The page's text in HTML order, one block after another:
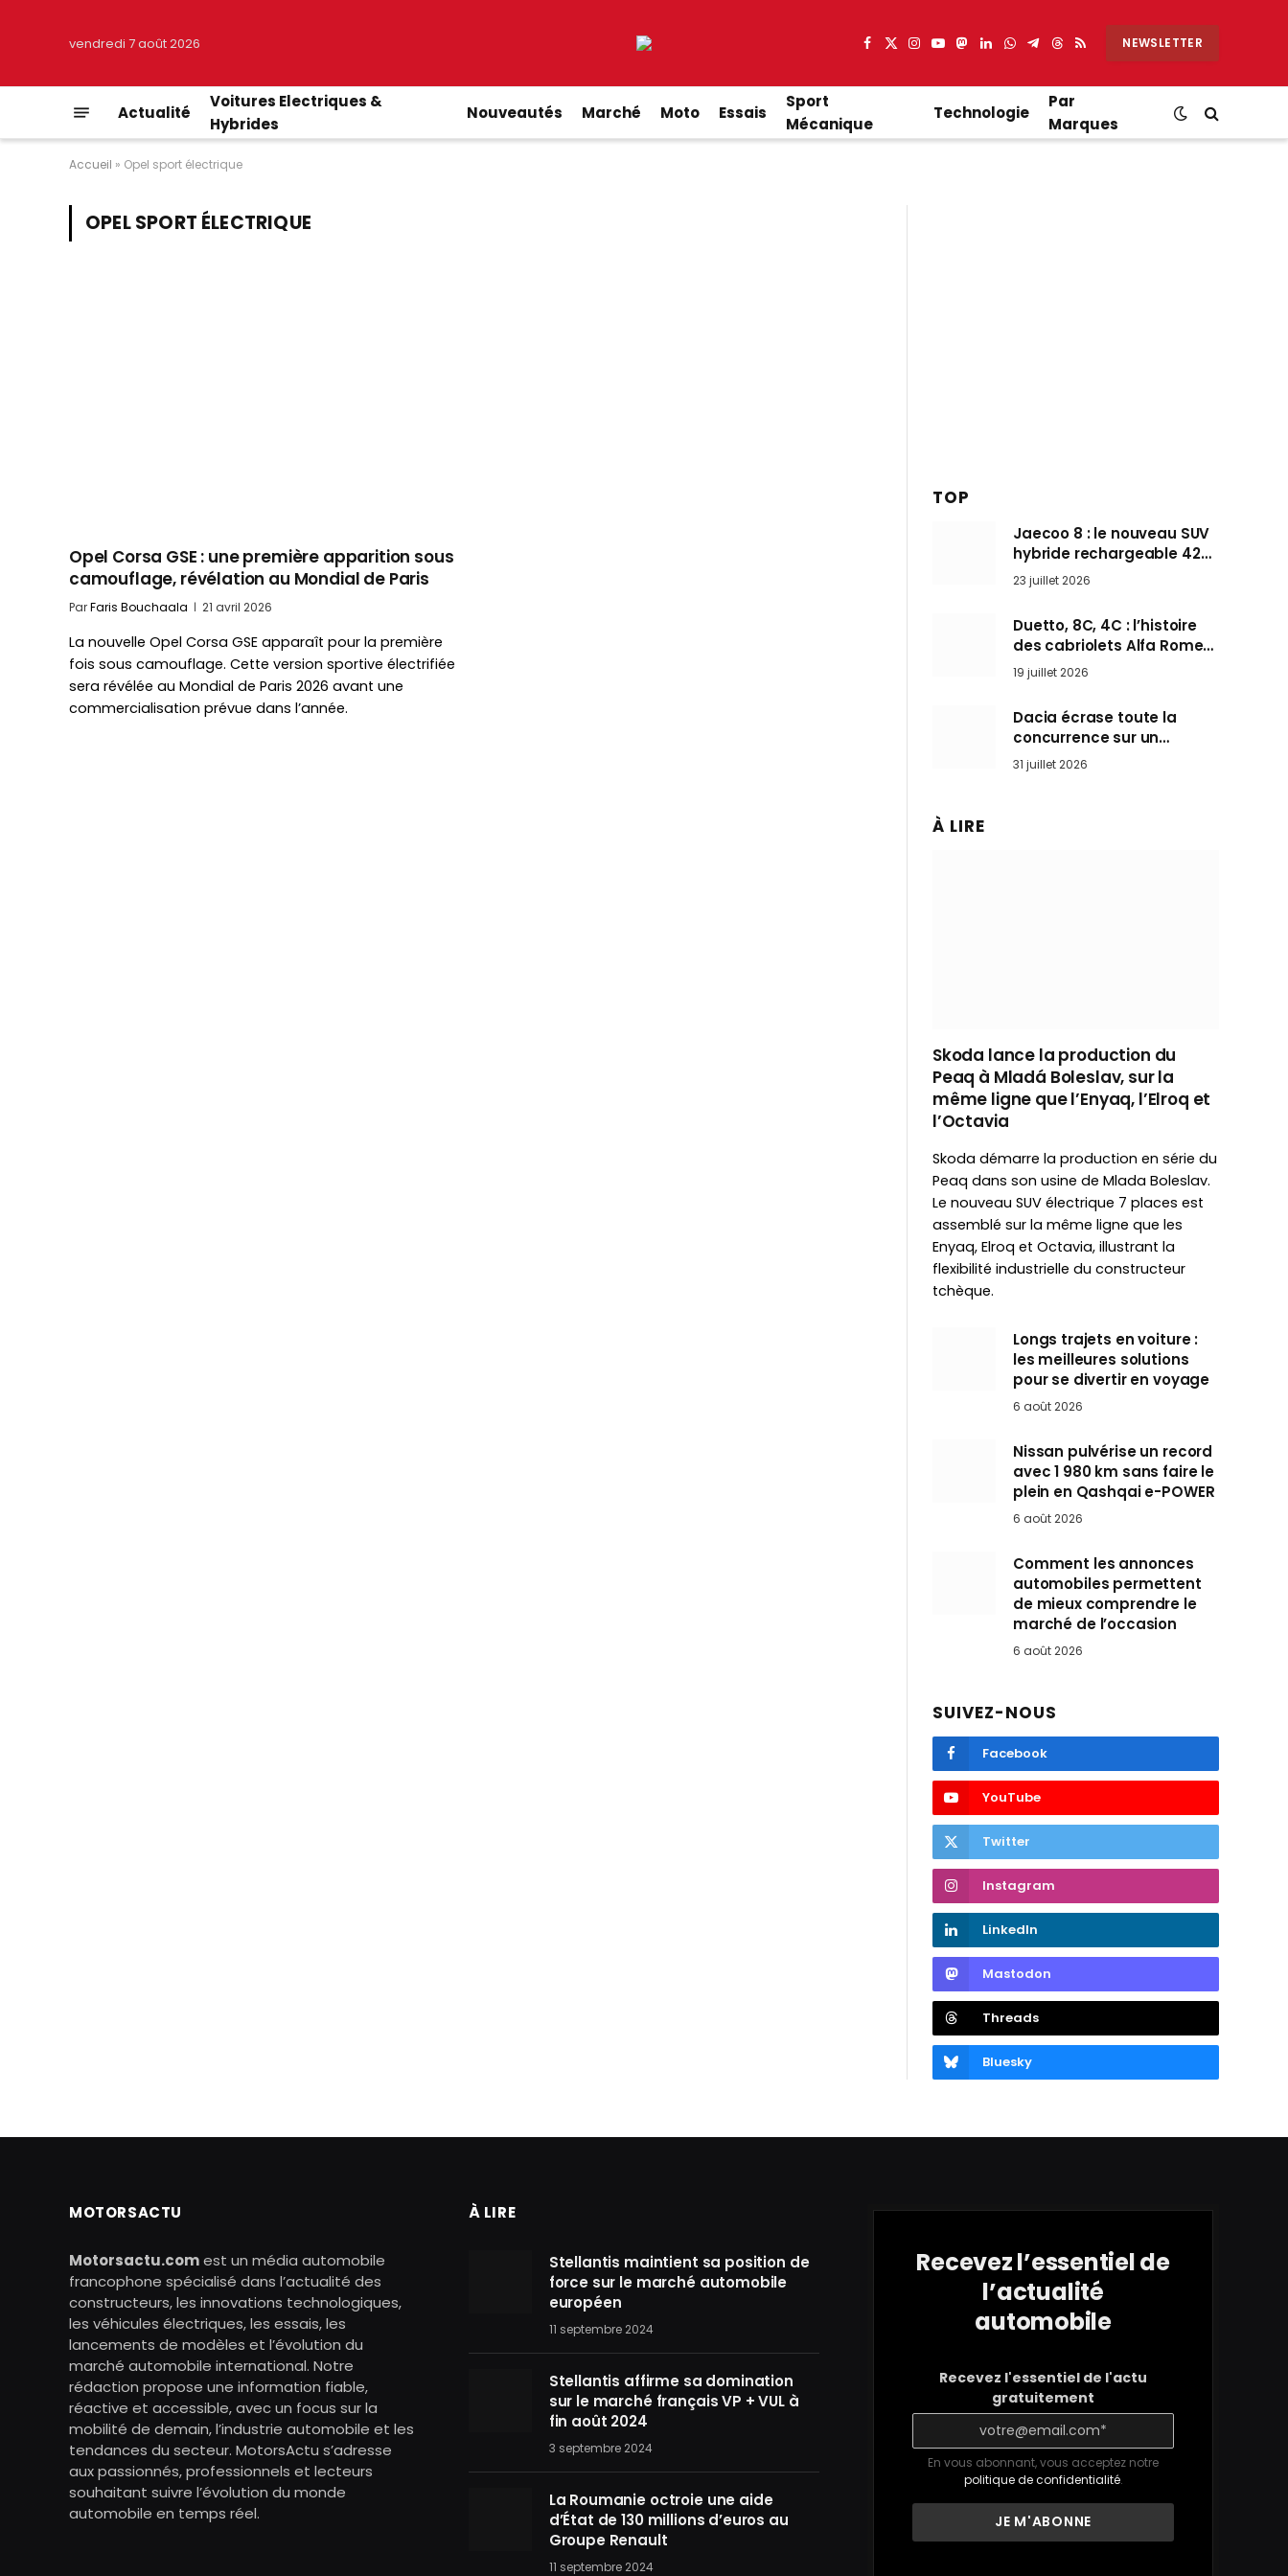
vendredi 7 août 2026 Facebook
X
Instagram
YouTube
Mastodon
LinkedIn
WhatsApp
Partager
Telegram
Threads
RSS NEWSLETTER
Actualité
Voitures Electriques &
Hybrides
Nouveautés Marché Moto Essais
Sport
Mécanique
Technologie
Par
Marques
Accueil » Opel sport électrique
OPEL SPORT ÉLECTRIQUE
Opel Corsa GSE : une première apparition sous
camouflage, révélation au Mondial de Paris
ParFaris Bouchaala 21 avril 2026
La nouvelle Opel Corsa GSE apparaît pour la première
fois sous camouflage. Cette version sportive électrifiée
sera révélée au Mondial de Paris 2026 avant une
commercialisation prévue dans l’année.
TOP
Jaecoo 8 : le nouveau SUV
hybride rechargeable 428
ch qui vise l’Audi Q7 arrive
en Europe cet automne
23 juillet 2026
Duetto, 8C, 4C : l’histoire
des cabriolets Alfa Romeo,
ces Spider qui ont défini
l’art de rouler cheveux au
vent
19 juillet 2026
Dacia écrase toute la
concurrence sur un
marché où personne ne
l’attendait
31 juillet 2026
À LIRE
Skoda lance la production du
Peaq à Mladá Boleslav, sur la
même ligne que l’Enyaq, l’Elroq et
l’Octavia
Skoda démarre la production en série du
Peaq dans son usine de Mlada Boleslav.
Le nouveau SUV électrique 7 places est
assemblé sur la même ligne que les
Enyaq, Elroq et Octavia, illustrant la
flexibilité industrielle du constructeur
tchèque.
Longs trajets en voiture :
les meilleures solutions
pour se divertir en voyage
6 août 2026
Nissan pulvérise un record
avec 1 980 km sans faire le
plein en Qashqai e-POWER
6 août 2026
Comment les annonces
automobiles permettent
de mieux comprendre le
marché de l’occasion
6 août 2026
SUIVEZ-NOUS
Facebook
YouTube
Twitter
Instagram
LinkedIn
Mastodon
Threads
Bluesky
MOTORSACTU
Motorsactu.comest un média automobile
francophone spécialisé dans l’actualité des
constructeurs, les innovations technologiques,
les véhicules électriques, les essais, les
lancements de modèles et l’évolution du
marché automobile international. Notre
rédaction propose une information fiable,
réactive et accessible, avec un focus sur la
mobilité de demain, l’industrie automobile et les
tendances du secteur. MotorsActu s’adresse
aux passionnés, professionnels et lecteurs
souhaitant suivre l’évolution du monde
automobile en temps réel.
À LIRE
Stellantis maintient sa position de
force sur le marché automobile
européen
11 septembre 2024
Stellantis affirme sa domination
sur le marché français VP + VUL à
fin août 2024
3 septembre 2024
La Roumanie octroie une aide
d’État de 130 millions d’euros au
Groupe Renault
11 septembre 2024
Recevez l’essentiel de
l’actualité
automobile
Recevez l'essentiel de l'actu
gratuitement
En vous abonnant, vous acceptez notre
politique de confidentialité.